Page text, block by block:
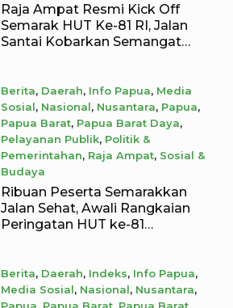
August 8, 2026
Raja Ampat Resmi Kick Off
Semarak HUT Ke-81 RI, Jalan
Santai Kobarkan Semangat
Berita, Daerah, Info Papua, Media
Sosial, Nasional, Nusantara, Papua,
Papua Barat, Papua Barat Daya,
Pelayanan Publik, Politik &
Pemerintahan, Raja Ampat, Sosial &
Budaya
August 7, 2026
Ribuan Peserta Semarakkan
Jalan Sehat, Awali Rangkaian
Peringatan HUT ke-81
Berita, Daerah, Indeks, Info Papua,
Media Sosial, Nasional, Nusantara,